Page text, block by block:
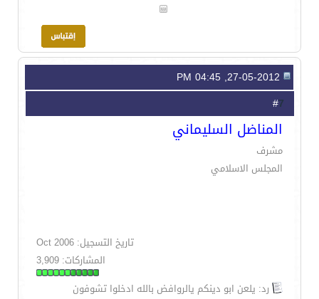
7
المناضل السليماني
مشرف
المجلس الاسلامي
تاريخ التسجيل: Oct 2006
المشاركات: 3,909
رد: يلعن ابو دينكم يالروافض بالله ادخلوا تشوفون